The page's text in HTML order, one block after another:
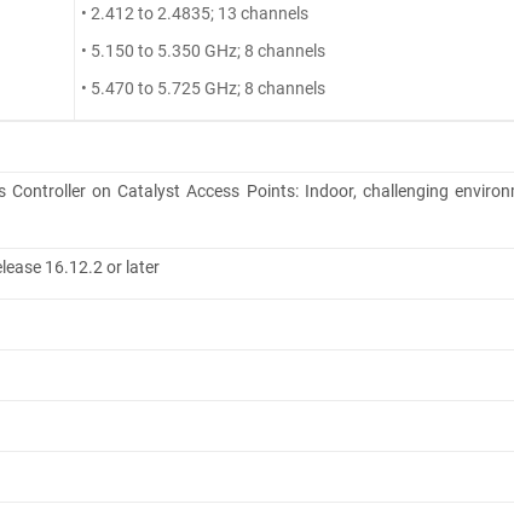
• 2.412 to 2.4835; 13 channels
• 5.150 to 5.350 GHz; 8 channels
• 5.470 to 5.725 GHz; 8 channels
Controller on Catalyst Access Points: Indoor, challenging
16.12.2 or later